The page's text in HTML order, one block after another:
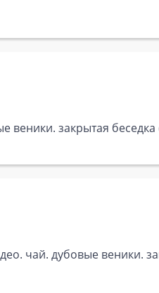
веники. закрытая
чай. дубовые веники.